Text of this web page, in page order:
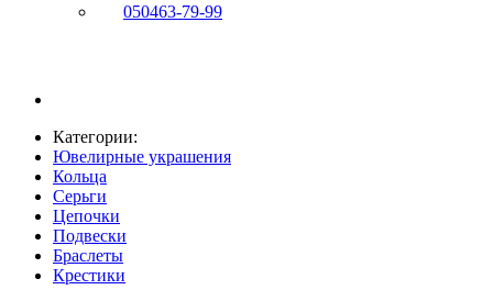
050463-79-99
Категории:
Ювелирные украшения
Кольца
Серьги
Цепочки
Подвески
Браслеты
Крестики